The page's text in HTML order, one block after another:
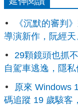
《沉默的審判
導演新作，阮經
29顆鏡頭也抓
自駕車逃逸，隱
原來 Windows
碼追蹤 19 歲駭客